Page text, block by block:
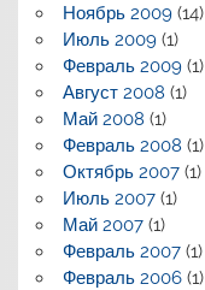
Ноябрь 2009(14)
Июль 2009(1)
Февраль 2009(1)
Август 2008 (1)
Май 2008 (1)
Февраль 2008 (1)
Октябрь 2007(1)
Июль 2007(1)
Май 2007(1)
Февраль 2007(1)
Февраль 2006(1)